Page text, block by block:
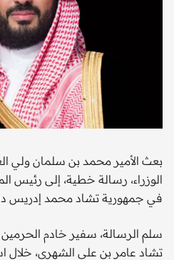
بعث الأمير محمد بن سلمان ولي
الوزراء، رسالة خطية، إلى رئيس
في جمهورية تشاد محمد إدريس
سلم الرسالة، سفير خادم
تشاد عامر بن علي الشهري، خلال